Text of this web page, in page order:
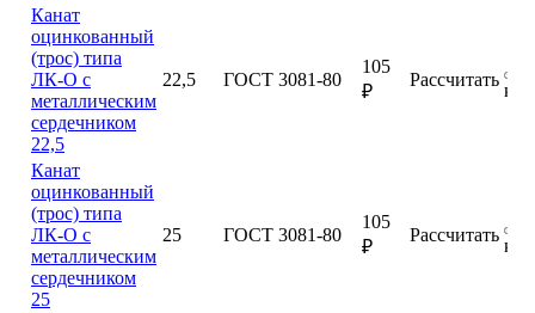
Канат
оцинкованный
(трос) типа
ЛК-О с
металлическим
сердечником
22,5
22,5 ГОСТ 3081-80
105
₽
Рассчитать
Канат
оцинкованный
(трос) типа
ЛК-О с
металлическим
сердечником
25
25 ГОСТ 3081-80
105
₽
Рассчитать